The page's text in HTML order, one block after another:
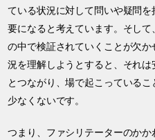
ている状況に対して問いや疑問
要になると考えています。そし
の中で検証されていくことが欠
況を理解しようとすると、それ
とつながり、場で起こっている
少なくないです。
つまり、ファシリテーターのか